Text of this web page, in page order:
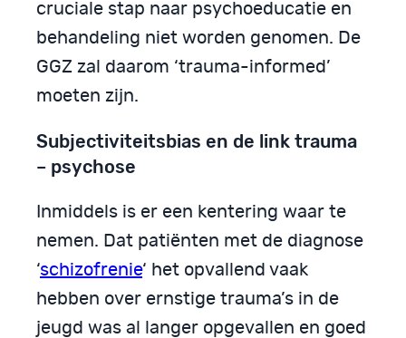
cruciale stap naar psychoeducatie en
behandeling niet worden genomen. De
GGZ zal daarom ‘trauma-informed’
moeten zijn.
Subjectiviteitsbias en de link trauma
– psychose
Inmiddels is er een kentering waar te
nemen. Dat patiënten met de diagnose
‘schizofrenie‘ het opvallend vaak
hebben over ernstige trauma’s in de
jeugd was al langer opgevallen en goed